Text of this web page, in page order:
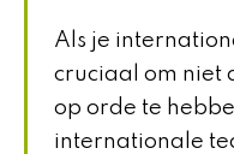
Als je
cruciaal om niet
op orde te
internationale